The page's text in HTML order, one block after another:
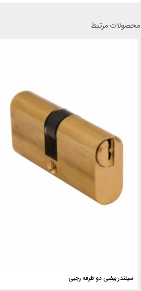
محصولات مرتبط
سیلندر بیضی دو طرفه رجبی